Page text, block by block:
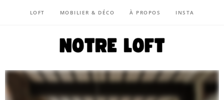
LOFT MOBILIER & DÉCO À PROPOS INSTA